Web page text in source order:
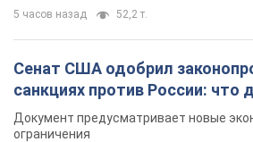
5 часов назад 52,2 т.
Сенат США одобрил
санкциях против России: что
Документ предусматривает новые
ограничения